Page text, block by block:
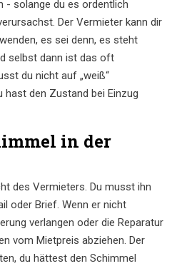
- solange du es ordentlich
Der Vermieter kann dir
es sei denn, es steht
selbst dann ist das oft
du nicht auf „weiß“
hast den Zustand bei Einzug
in der
des Vermieters. Du musst ihn
oder Brief. Wenn er nicht
verlangen oder die Reparatur
vom Mietpreis abziehen. Der
du hättest den Schimmel